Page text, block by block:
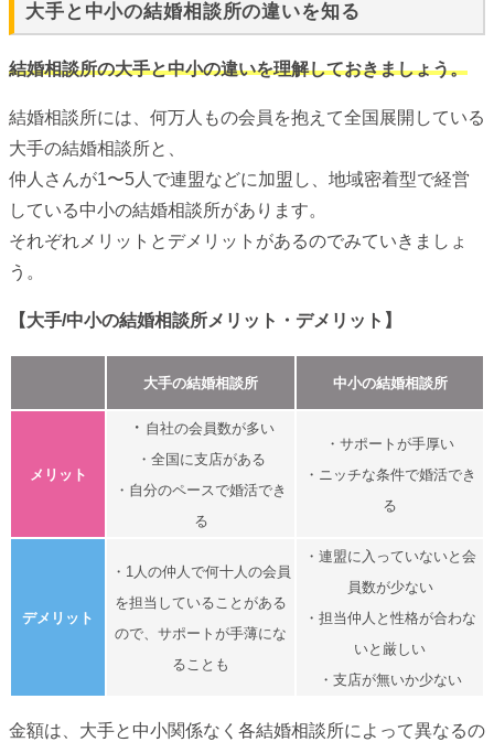
大手と中小の結婚相談所の違いを知る
結婚相談所の大手と中小の違いを理解しておきましょう。
結婚相談所には、何万人もの会員を抱えて全国展開している
大手の結婚相談所と、
仲人さんが1〜5人で連盟などに加盟し、地域密着型で経営
している中小の結婚相談所があります。
それぞれメリットとデメリットがあるのでみていきましょ
う。
【大手/中小の結婚相談所メリット・デメリット】
大手の結婚相談所 中小の結婚相談所
メリット
・ 自社の会員数が多い
・全国に支店がある
・自分のペースで婚活でき
る
・サポートが手厚い
・ニッチな条件で婚活でき
る
デメリット
・1人の仲人で何十人の会員
を担当していることがある
ので、サポートが手薄にな
ることも
・連盟に入っていないと会
員数が少ない
・担当仲人と性格が合わな
いと厳しい
・支店が無いか少ない
金額は、大手と中小関係なく各結婚相談所によって異なるの